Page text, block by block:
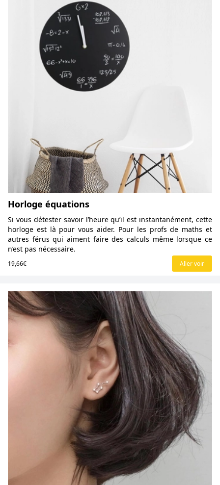
Horloge équations
Si vous détester savoir l’heure qu’il est instantanément, cette
horloge est là pour vous aider. Pour les profs de maths et
autres férus qui aiment faire des calculs même lorsque ce
n’est pas nécessaire.
19,66€ Aller voir